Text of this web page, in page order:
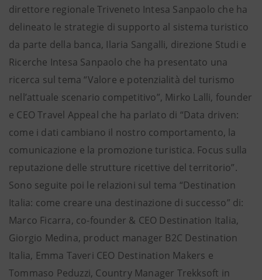
direttore regionale Triveneto Intesa Sanpaolo che ha
delineato le strategie di supporto al sistema turistico
da parte della banca, Ilaria Sangalli, direzione Studi e
Ricerche Intesa Sanpaolo che ha presentato una
ricerca sul tema “Valore e potenzialità del turismo
nell’attuale scenario competitivo”, Mirko Lalli, founder
e CEO Travel Appeal che ha parlato di “Data driven:
come i dati cambiano il nostro comportamento, la
comunicazione e la promozione turistica. Focus sulla
reputazione delle strutture ricettive del territorio”.
Sono seguite poi le relazioni sul tema “Destination
Italia: come creare una destinazione di successo” di:
Marco Ficarra, co-founder & CEO Destination Italia,
Giorgio Medina, product manager B2C Destination
Italia, Emma Taveri CEO Destination Makers e
Tommaso Peduzzi, Country Manager Trekksoft in